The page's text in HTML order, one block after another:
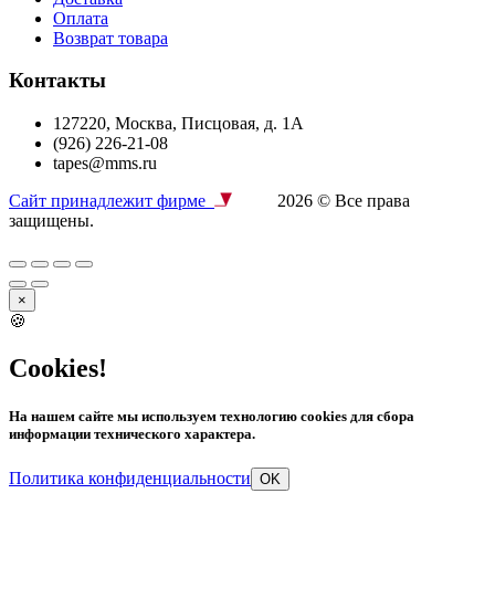
Оплата
Возврат товара
Контакты
127220, Москва, Писцовая, д. 1А
(926) 226-21-08
tapes@mms.ru
Сайт принадлежит фирме
2026 © Все права
защищены.
×
🍪
Cookies!
На нашем сайте мы используем технологию cookies для сбора
информации технического характера.
Политика конфиденциальности OK